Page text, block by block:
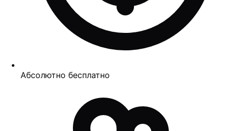
Абсолютно бесплатно